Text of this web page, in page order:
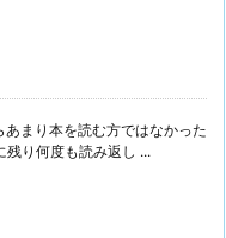
あまり本を読む方ではなかった
り何度も読み返し ...